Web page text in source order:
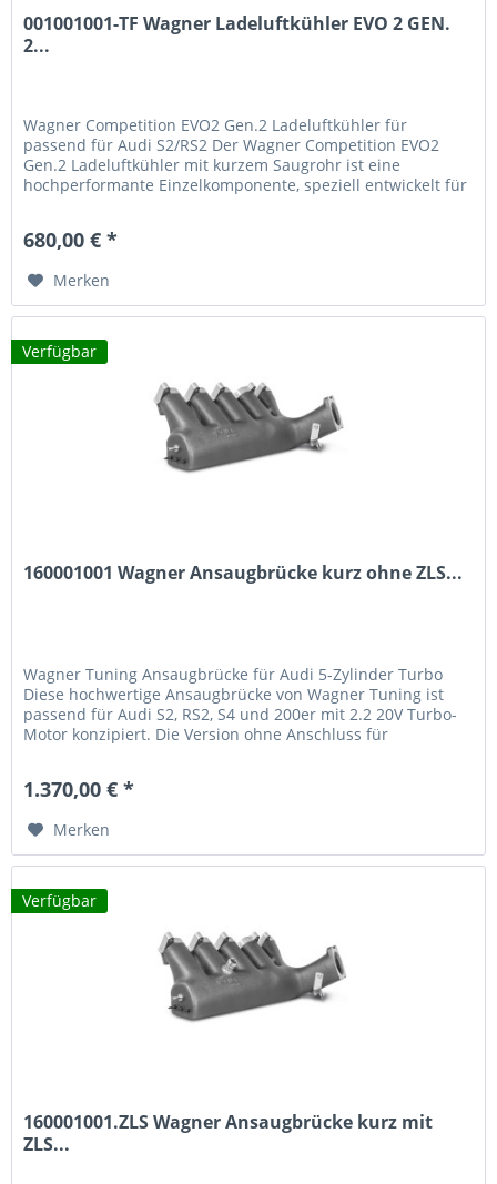
001001001-TF Wagner Ladeluftkühler EVO 2 GEN.
2...
Wagner Competition EVO2 Gen.2 Ladeluftkühler für
passend für Audi S2/RS2 Der Wagner Competition EVO2
Gen.2 Ladeluftkühler mit kurzem Saugrohr ist eine
hochperformante Einzelkomponente, speziell entwickelt für
680,00 € *
Merken
Verfügbar
160001001 Wagner Ansaugbrücke kurz ohne ZLS...
Wagner Tuning Ansaugbrücke für Audi 5-Zylinder Turbo
Diese hochwertige Ansaugbrücke von Wagner Tuning ist
passend für Audi S2, RS2, S4 und 200er mit 2.2 20V Turbo-
Motor konzipiert. Die Version ohne Anschluss für
1.370,00 € *
Merken
Verfügbar
160001001.ZLS Wagner Ansaugbrücke kurz mit
ZLS...